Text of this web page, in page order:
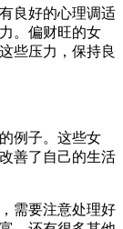
良好的心理调适
。偏财旺的女
些压力，保持良
例子。这些女
善了自己的生活
需要注意处理好